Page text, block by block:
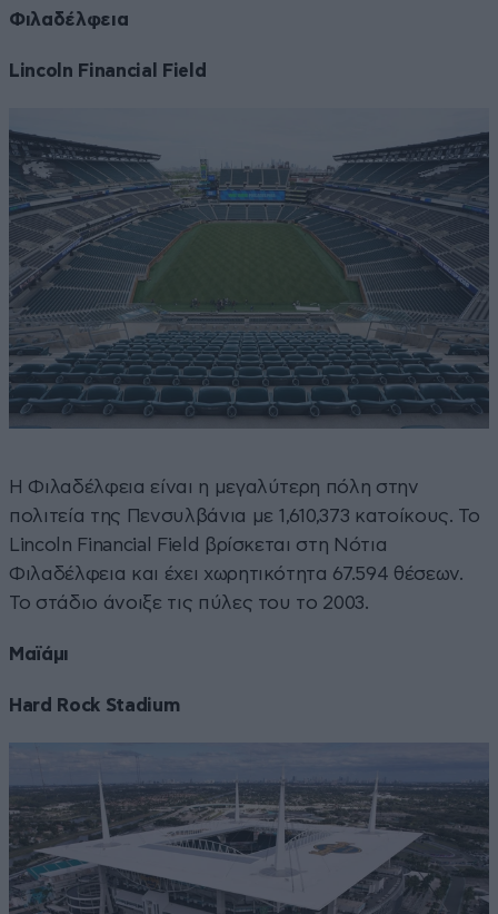
Φιλαδέλφεια
Lincoln Financial Field
Η Φιλαδέλφεια είναι η μεγαλύτερη πόλη στην
πολιτεία της Πενσυλβάνια με 1,610,373 κατοίκους. Το
Lincoln Financial Field βρίσκεται στη Νότια
Φιλαδέλφεια και έχει χωρητικότητα 67.594 θέσεων.
Το στάδιο άνοιξε τις πύλες του το 2003.
Μαϊάμι
Hard Rock Stadium